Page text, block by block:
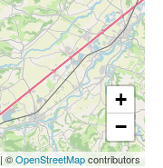
+
−
| ©OpenStreetMapcontributors